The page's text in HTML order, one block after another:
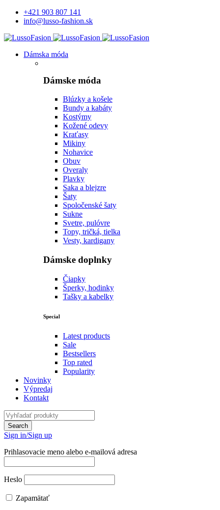
+421 903 807 141
info@lusso-fashion.sk
Dámska móda
Dámske móda
Blúzky a košele
Bundy a kabáty
Kostýmy
Kožené odevy
Kraťasy
Mikiny
Nohavice
Obuv
Overaly
Plavky
Saka a blejzre
Šaty
Spoločenské šaty
Sukne
Svetre, pulóvre
Topy, tričká, tielka
Vesty, kardigany
Dámske doplnky
Čiapky
Šperky, hodinky
Tašky a kabelky
Special
Latest products
Sale
Bestsellers
Top rated
Popularity
Novinky
Výpredaj
Kontakt
Sign in/Sign up
Prihlasovacie meno alebo e-mailová adresa
Heslo
Zapamätať